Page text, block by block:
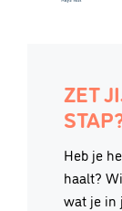
ZET
Heb je
haalt?
wat je in